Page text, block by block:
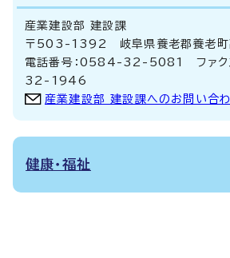
産業建設部 建設課
〒503-1392 岐阜県養老郡養老町
電話番号：0584-32-5081 ファク
32-1946
産業建設部 建設課へのお問い合
健康・福祉